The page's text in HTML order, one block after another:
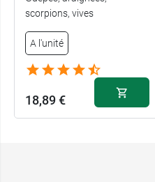
scorpions, vives
A l'unité
18,89 €